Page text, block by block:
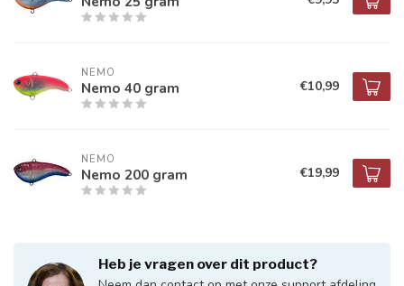
NEMO
Nemo 40 gram €10,99
NEMO
Nemo 200 gram €19,99
Heb je vragen over dit product?